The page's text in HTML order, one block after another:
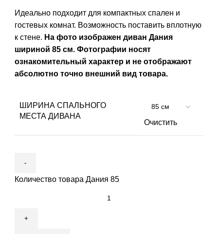
Идеально подходит для компактных спален и
гостевых комнат. Возможность поставить вплотную
к стене. На фото изображен диван Дания
шириной 85 см. Фотографии носят
ознакомительный характер и не отображают
абсолютно точно внешний вид товара.
ШИРИНА СПАЛЬНОГО
МЕСТА ДИВАНА
Очистить
Количество товара Дания 85